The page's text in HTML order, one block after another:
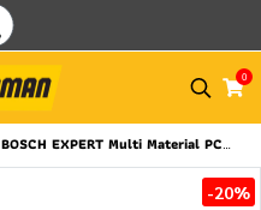
0
BOSCH EXPERT Multi Material PC Plus Hole Saw 76 mm
-20%